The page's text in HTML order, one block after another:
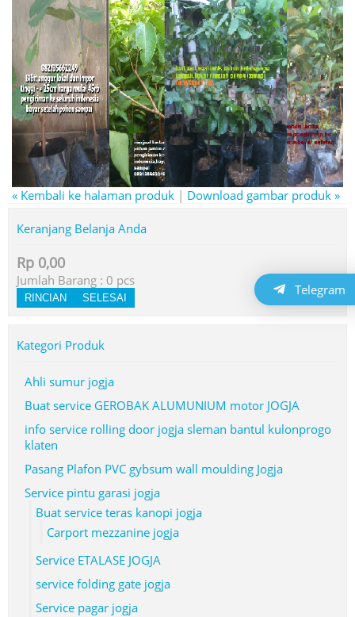
« Kembali ke halaman produk | Download gambar produk »
Keranjang Belanja Anda
Rp 0,00
Jumlah Barang : 0 pcs
RINCIAN SELESAI
Kategori Produk
Ahli sumur jogja
Buat service GEROBAK ALUMUNIUM motor JOGJA
info service rolling door jogja sleman bantul kulonprogo
klaten
Pasang Plafon PVC gybsum wall moulding Jogja
Service pintu garasi jogja
Buat service teras kanopi jogja
Carport mezzanine jogja
Service ETALASE JOGJA
service folding gate jogja
Service pagar jogja
Telegram